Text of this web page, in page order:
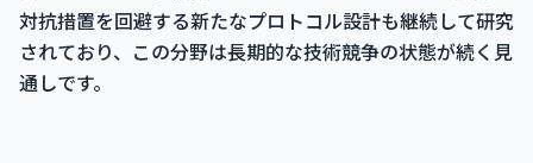
対抗措置を回避する新たなプロトコル設計も継続して研究
されており、この分野は長期的な技術競争の状態が続く見
通しです。